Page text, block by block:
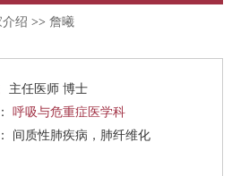
绍 >> 詹曦
主任医师 博士
呼吸与危重症医学科
擅长： 间质性肺疾病，肺纤维化